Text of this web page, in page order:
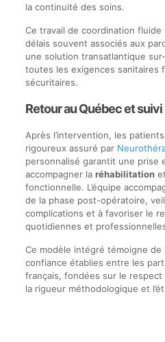
la continuité des soins.
Ce travail de coordination
délais souvent associés aux
une solution transatlantique
toutes les exigences sanitaires
sécuritaires.
Retour au Québec et
Après l’intervention, les
rigoureux assuré par
personnalisé garantit une prise
accompagner la réhabilitationet
fonctionnelle. L’équipe
de la phase post-opératoire,
complications et à favoriser le
quotidiennes et
Ce modèle intégré témoigne
confiance établies entre les
français, fondées sur le
la rigueur méthodologique et